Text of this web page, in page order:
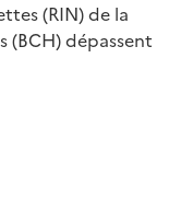
(RIN) de la
(BCH) dépassent